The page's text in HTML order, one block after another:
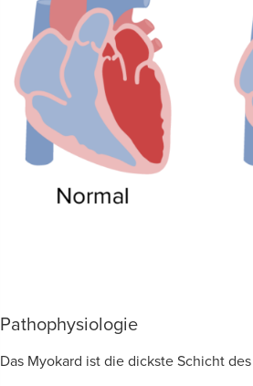
Pathophysiologie
Das Myokard ist die dickste Schicht